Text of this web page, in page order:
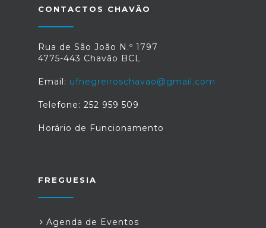
CONTACTOS CHAVÃO
Rua de São João N.º 1797
4775-443 Chavão BCL
Email: ufnegreiroschavao@gmail.com
Telefone: 252 959 509
Horário de Funcionamento
FREGUESIA
Agenda de Eventos